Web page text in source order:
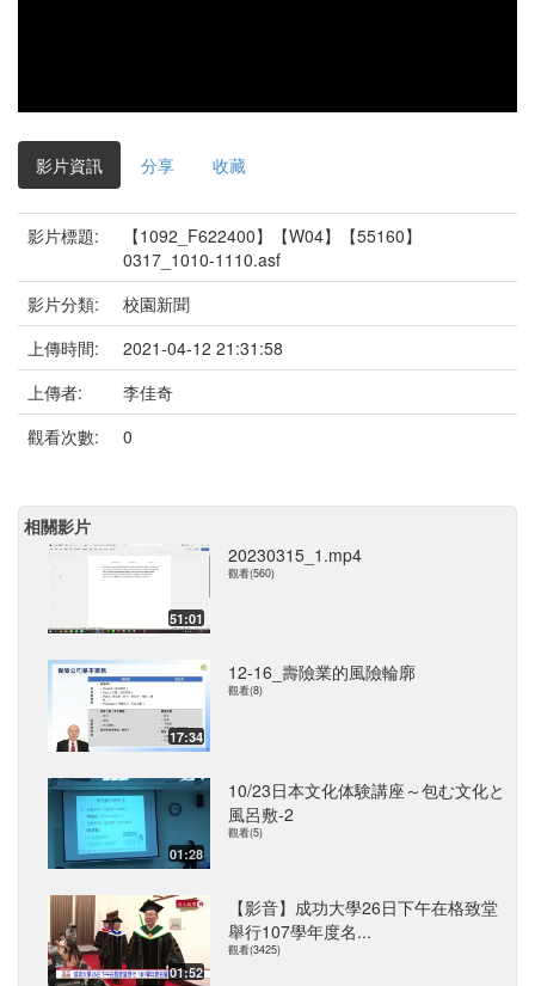
影片資訊 分享 收藏
影片標題:
【1092_F622400】【W04】【55160】
0317_1010-1110.asf
影片分類:
校園新聞
上傳時間:
2021-04-12 21:31:58
上傳者:
李佳奇
觀看次數:
0
相關影片
51:01
20230315_1.mp4
觀看(560)
17:34
12-16_壽險業的風險輪廓
觀看(8)
01:28
10/23日本文化体験講座～包む文化と
風呂敷-2
觀看(5)
01:52
【影音】成功大學26日下午在格致堂
舉行107學年度名...
觀看(3425)